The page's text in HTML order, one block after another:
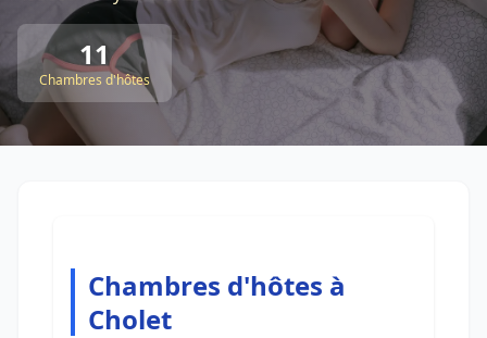
11
Chambres d'hôtes
Chambres d'hôtes à
Cholet